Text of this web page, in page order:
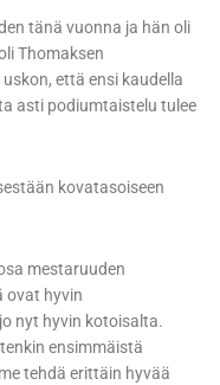
tänä vuonna ja hän oli
Thomaksen
että ensi kaudella
asti podiumtaistelu tulee
kovatasoiseen
mestaruuden
ovat hyvin
nyt hyvin kotoisalta.
ensimmäistä
tehdä erittäin hyvää